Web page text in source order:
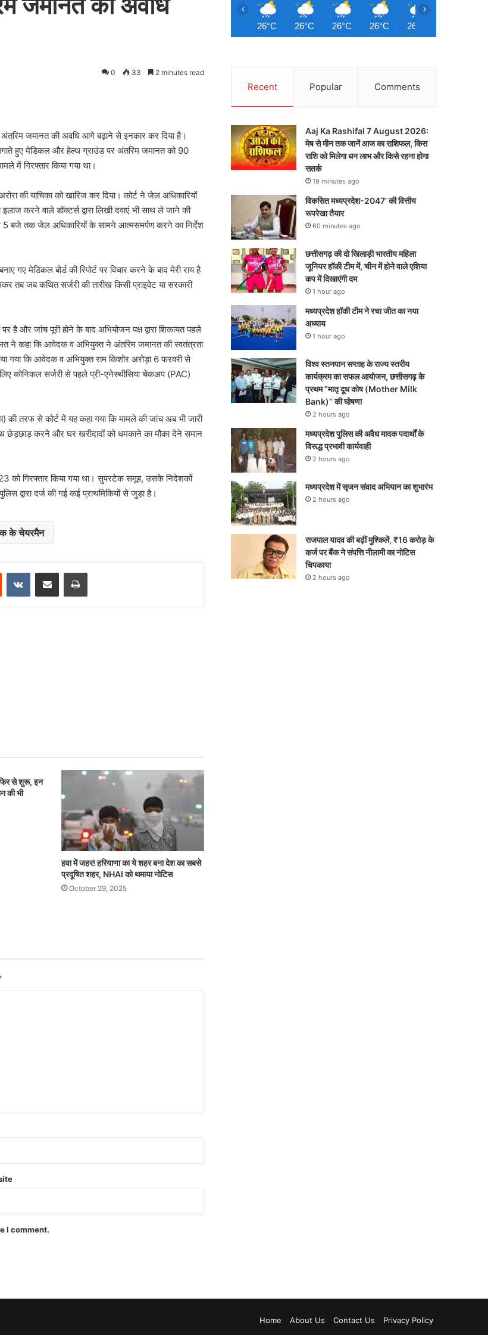
0 33 2 minutes read
जमानत की अवधि आगे बढ़ाने से इनकार कर दिया है।
हुए मेडिकल और हेल्थ ग्राउंड पर अंतरिम जमानत को 90
में गिरफ्तार किया गया था।
की याचिका को खारिज कर दिया। कोर्ट ने जेल अधिकारियों
करने वाले डॉक्टर्स द्वारा लिखी दवाएं भी साथ ले जाने की
5 बजे तक जेल अधिकारियों के सामने आत्मसमर्पण करने का निर्देश
गए मेडिकल बोर्ड की रिपोर्ट पर विचार करने के बाद मेरी राय है
तब जब कथित सर्जरी की तारीख किसी प्राइवेट या सरकारी
और जांच पूरी होने के बाद अभियोजन पक्ष द्वारा शिकायत पहले
ने कहा कि आवेदक व अभियुक्त ने अंतरिम जमानत की स्वतंत्रता
गया कि आवेदक व अभियुक्त राम किशोर अरोड़ा 6 फरवरी से
कोनिकल सर्जरी से पहले प्री-एनेस्थीसिया चेकअप (PAC)
की तरफ से कोर्ट में यह कहा गया कि मामले की जांच अब भी जारी
करने और घर खरीदादों को धमकाने का मौका देने समान
को गिरफ्तार किया गया था। सुपरटेक समूह, उसके निदेशकों
द्वारा दर्ज की गई कई प्राथमिकियों से जुड़ा है।
के चेयरमैन
Reddit VKontakteShare via Email Print
फिर से शुरू, इन
की भी
हवा में जहर! हरियाणा का ये शहर बना देश का सबसे
प्रदूषित शहर, NHAI को थमाया नोटिस
October 29, 2025
I comment.
26°C 26°C 26°C 26°C 26°C
‹ ›
Recent Popular Comments
Aaj Ka Rashifal 7 August 2026:
मेष से मीन तक जानें आज का राशिफल, किस
राशि को मिलेगा धन लाभ और किसे रहना होगा
सतर्क
19 minutes ago
विकसित मध्यप्रदेश-2047’ की वित्तीय
रूपरेखा तैयार
60 minutes ago
छत्तीसगढ़ की दो खिलाड़ी भारतीय महिला
जूनियर हॉकी टीम में, चीन में होने वाले एशिया
कप में दिखाएंगी दम
1 hour ago
मध्यप्रदेश हॉकी टीम ने रचा जीत का नया
अध्याय
1 hour ago
विश्व स्तनपान सप्ताह के राज्य स्तरीय
कार्यक्रम का सफल आयोजन, छत्तीसगढ़ के
प्रथम “मातृ दूध कोष (Mother Milk
Bank)” की घोषणा
2 hours ago
मध्यप्रदेश पुलिस की अवैध मादक पदार्थों के
विरूद्ध प्रभावी कार्यवाही
2 hours ago
मध्यप्रदेश में सृजन संवाद अभियान का शुभारंभ
2 hours ago
राजपाल यादव की बढ़ीं मुश्किलें, ₹16 करोड़ के
कर्ज पर बैंक ने संपत्ति नीलामी का नोटिस
चिपकाया
2 hours ago
Home About Us Contact Us Privacy Policy